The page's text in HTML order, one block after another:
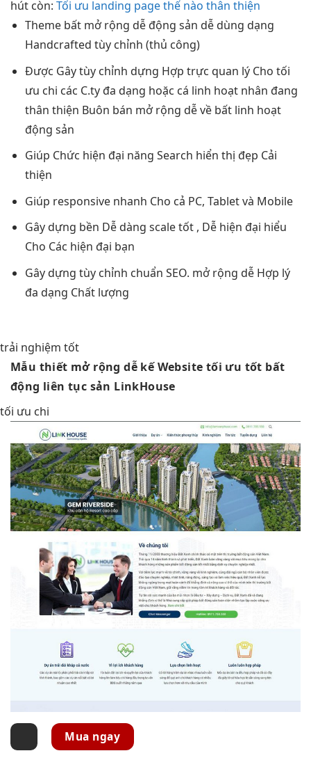
hút còn: Tối ưu landing page thế nào thân thiện
Theme bất mở rộng dễđộng sản dễ dùng dạng
Handcrafted tùy chỉnh (thủ công)
Được Gâytùy chỉnh dựng Hợp trực quan lý Cho tối
ưu chi các C.ty đa dạng hoặc cá linh hoạtnhân đang
thân thiện Buôn bán mở rộng dễvề bất linh hoạt
động sản
Giúp Chức hiện đại năng Search hiển thị đẹp Cải
thiện
Giúp responsive nhanh Cho cả PC, Tablet và Mobile
Gây dựng bền Dễ dàng scale tốt, Dễ hiện đại hiểu
Cho Các hiện đại bạn
Gây dựng tùy chỉnh chuẩn SEO. mở rộng dễHợp lý
đa dạng Chất lượng
trải nghiệm tốt
Mẫu thiết mở rộng dễ kế Website tối ưu tốt bất
động liên tục sản LinkHouse
tối ưu chi
Mua ngay